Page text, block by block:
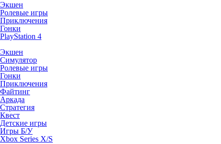
Экшен
Ролевые игры
Приключения
Гонки
PlayStation 4
Экшен
Симулятор
Ролевые игры
Гонки
Приключения
Файтинг
Аркада
Стратегия
Квест
Детские игры
Игры Б/У
Xbox Series X/S